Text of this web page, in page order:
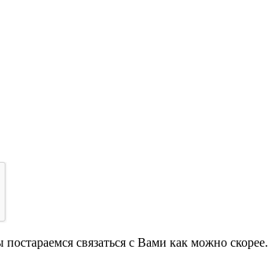
связаться с Вами как можно скорее.